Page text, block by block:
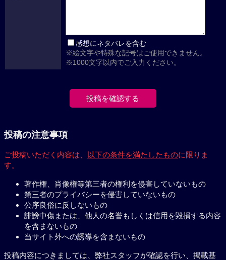
感想にネタバレを含む
※絵文字や特殊な記号はご使用できません。
※1000文字以内でご入力ください。
投稿の注意事項
ご投稿いただく内容は、 以下の条件を満たしたものに限りま
す。
著作権、肖像権等第三者の権利を侵害していないもの
第三者のプライバシーを侵害していないもの
公序良俗に反しないもの
誹謗中傷または、他人の名誉もしくは信用を毀損する内容
を含まないもの
当サイト外への誘導を含まないもの
投稿内容につきましては、弊社スタッフが確認を行い、掲載基